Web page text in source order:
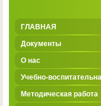
ГЛАВНАЯ
Документы
О нас
Учебно-
Методическая работа